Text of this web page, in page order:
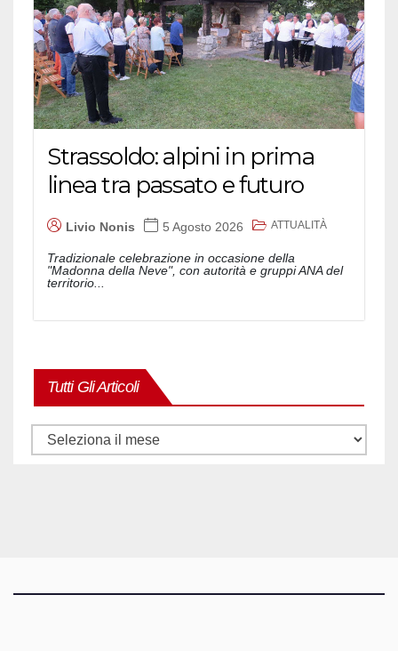
Strassoldo: alpini in prima
linea tra passato e futuro
Livio Nonis 5 Agosto 2026 ATTUALITÀ
Tradizionale celebrazione in occasione della
"Madonna della Neve", con autorità e gruppi ANA del
territorio...
Tutti Gli Articoli
Tutti